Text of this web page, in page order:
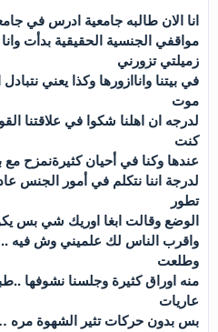
انا الان طالبه جامعية ادرس في
مواقفي الجنسية الحقيقية بدأت
زميلتي تزورني
في بيتنا واناازورها وكذا يعني
موت
لدرجه ان اهلنا شكوا في علاقتنا
كنت
عندها وكنا في أحيان كثيرةنمزح مع
لدرجة اننا نتكلم في أمور الجنس
تطور
الوضع وقالت ابغا اوريك شي بس
واقرب الناس لك علميني وش فيه
وطلعت
منه اوراق كثيرة وجلسنا نشوفها
عاريات
بس بدون حركات تثير الشهوة مره